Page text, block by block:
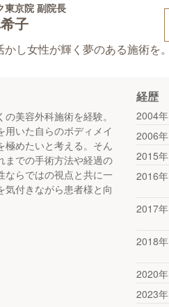
東京院 副院長
子
し女性が輝く夢のある施術を。
美容外科施術を経験。
用いた自らのボディメイ
極めたいと考える。そん
までの手術方法や経過の
ならではの視点と共に一
気付きながら患者様と向
経歴
2004年
2006年
2015年
2016年
2017年
2018年
2020年
2023年